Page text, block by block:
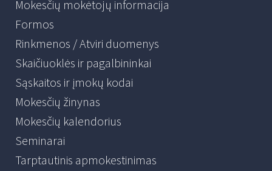
Mokesčių mokėtojų informacija
Formos
Rinkmenos / Atviri duomenys
Skaičiuoklės ir pagalbininkai
Sąskaitos ir įmokų kodai
Mokesčių žinynas
Mokesčių kalendorius
Seminarai
Tarptautinis apmokestinimas